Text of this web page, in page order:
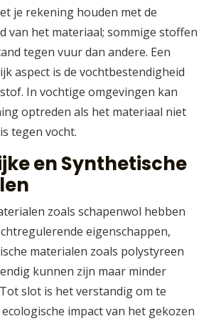
je rekening houden met de
van het materiaal; sommige stoffen
tegen vuur dan andere. Een
aspect is de vochtbestendigheid
In vochtige omgevingen kan
optreden als het materiaal niet
tegen vocht.
en Synthetische
zoals schapenwol hebben
eigenschappen,
materialen zoals polystyreen
kunnen zijn maar minder
slot is het verstandig om te
impact van het gekozen